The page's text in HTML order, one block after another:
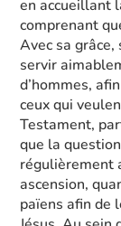
en accueillant
comprenant
Avec sa
servir
d’hommes,
ceux qui
Testament,
que la
régulièrement
ascension,
païens afin de